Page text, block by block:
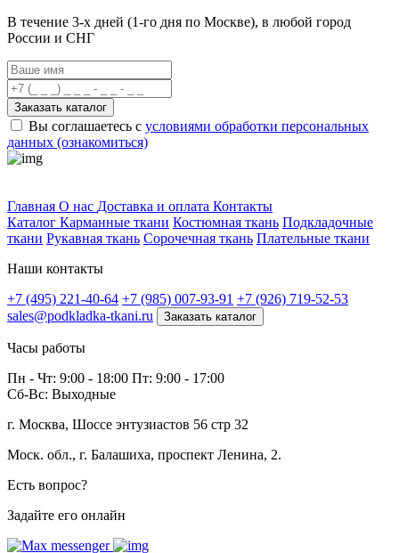
В течение 3-х дней (1-го дня по Москве), в любой город
России и СНГ
Заказать каталог
Вы соглашаетесь с условиями обработки персональных
данных (ознакомиться)
Главная О нас Доставка и оплата Контакты
Каталог Карманные ткани Костюмная ткань Подкладочные
ткани Рукавная ткань Сорочечная ткань Плательные ткани
Наши контакты
+7 (495) 221-40-64 +7 (985) 007-93-91 +7 (926) 719-52-53
sales@podkladka-tkani.ru
Заказать каталог
Часы работы
Пн - Чт: 9:00 - 18:00 Пт: 9:00 - 17:00
Сб-Вс: Выходные
г. Москва, Шоссе энтузиастов 56 стр 32
Моск. обл., г. Балашиха, проспект Ленина, 2.
Есть вопрос?
Задайте его онлайн